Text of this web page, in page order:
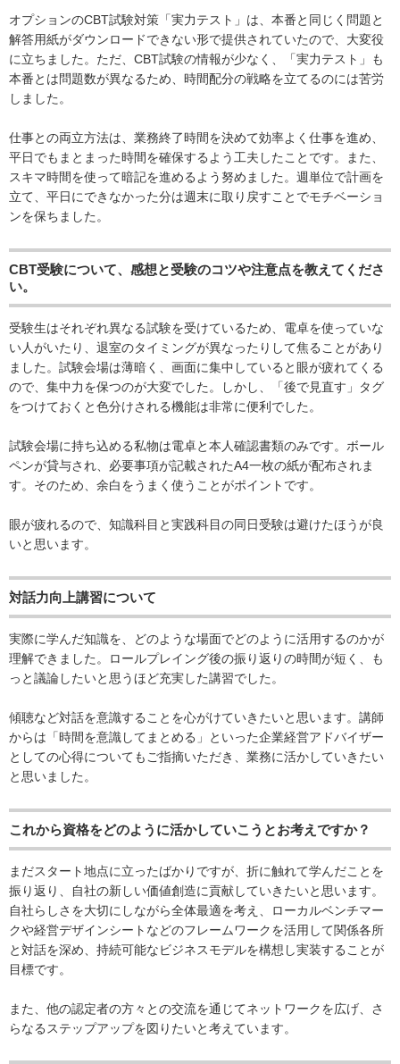
オプションのCBT試験対策「実力テスト」は、本番と同じく問題と
解答用紙がダウンロードできない形で提供されていたので、大変役
に立ちました。ただ、CBT試験の情報が少なく、「実力テスト」も
本番とは問題数が異なるため、時間配分の戦略を立てるのには苦労
しました。
仕事との両立方法は、業務終了時間を決めて効率よく仕事を進め、
平日でもまとまった時間を確保するよう工夫したことです。また、
スキマ時間を使って暗記を進めるよう努めました。週単位で計画を
立て、平日にできなかった分は週末に取り戻すことでモチベーショ
ンを保ちました。
CBT受験について、感想と受験のコツや注意点を教えてくださ
い。
受験生はそれぞれ異なる試験を受けているため、電卓を使っていな
い人がいたり、退室のタイミングが異なったりして焦ることがあり
ました。試験会場は薄暗く、画面に集中していると眼が疲れてくる
ので、集中力を保つのが大変でした。しかし、「後で見直す」タグ
をつけておくと色分けされる機能は非常に便利でした。
試験会場に持ち込める私物は電卓と本人確認書類のみです。ボール
ペンが貸与され、必要事項が記載されたA4一枚の紙が配布されま
す。そのため、余白をうまく使うことがポイントです。
眼が疲れるので、知識科目と実践科目の同日受験は避けたほうが良
いと思います。
対話力向上講習について
実際に学んだ知識を、どのような場面でどのように活用するのかが
理解できました。ロールプレイング後の振り返りの時間が短く、も
っと議論したいと思うほど充実した講習でした。
傾聴など対話を意識することを心がけていきたいと思います。講師
からは「時間を意識してまとめる」といった企業経営アドバイザー
としての心得についてもご指摘いただき、業務に活かしていきたい
と思いました。
これから資格をどのように活かしていこうとお考えですか？
まだスタート地点に立ったばかりですが、折に触れて学んだことを
振り返り、自社の新しい価値創造に貢献していきたいと思います。
自社らしさを大切にしながら全体最適を考え、ローカルベンチマー
クや経営デザインシートなどのフレームワークを活用して関係各所
と対話を深め、持続可能なビジネスモデルを構想し実装することが
目標です。
また、他の認定者の方々との交流を通じてネットワークを広げ、さ
らなるステップアップを図りたいと考えています。